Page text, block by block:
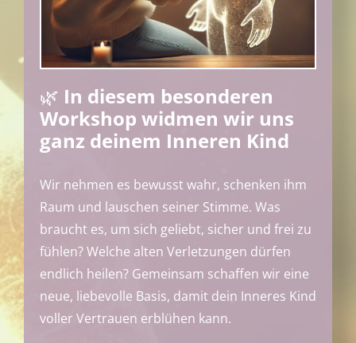
🌿 In diesem besonderen
Workshop widmen wir uns
ganz deinem Inneren Kind
Wir nehmen es bewusst wahr, schenken ihm
Raum und lauschen seiner Stimme. Was
braucht es, um sich geliebt, sicher und frei zu
fühlen? Welche alten Verletzungen dürfen
endlich heilen? Gemeinsam schaffen wir eine
neue, liebevolle Basis, damit dein Inneres Kind
voller Vertrauen erblühen kann.